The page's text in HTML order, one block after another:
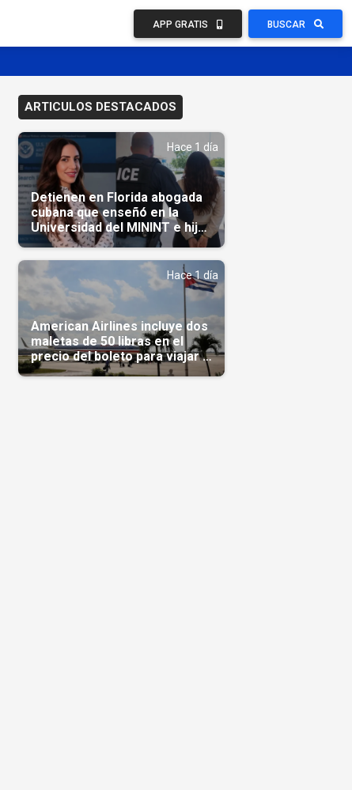
APP GRATIS BUSCAR
ARTICULOS DESTACADOS
Hace 1 día
Detienen en Florida abogada
cubana que enseñó en la
Universidad del MININT e hija
de diplomático cubano
Hace 1 día
American Airlines incluye dos
maletas de 50 libras en el
precio del boleto para viajar a
Cuba en agosto